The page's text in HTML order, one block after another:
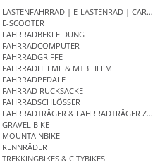
LASTENFAHRRAD | E-LASTENRAD |
E-SCOOTER
FAHRRADBEKLEIDUNG
FAHRRADCOMPUTER
FAHRRADGRIFFE
FAHRRADHELME & MTB HELME
FAHRRADPEDALE
FAHRRAD RUCKSÄCKE
FAHRRADSCHLÖSSER
FAHRRADTRÄGER & FAHRRADTRÄGER
GRAVEL BIKE
MOUNTAINBIKE
RENNRÄDER
TREKKINGBIKES & CITYBIKES